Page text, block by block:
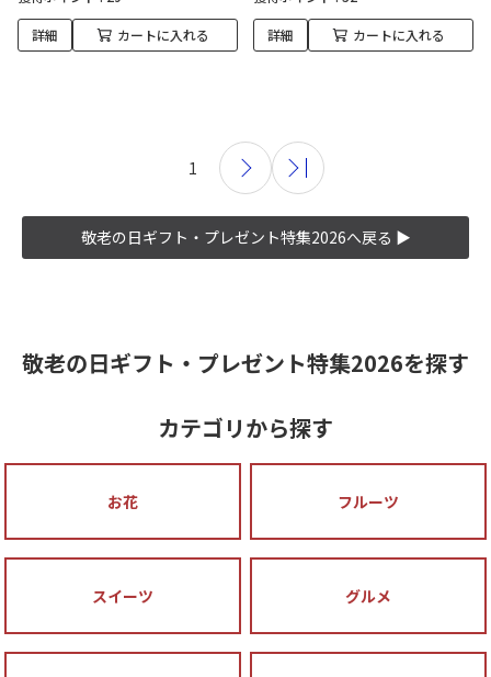
詳細 カートに入れる 詳細 カートに入れる
1
敬老の日ギフト・プレゼント特集2026へ戻る ▶
敬老の日ギフト・プレゼント特集2026を探す
カテゴリから探す
お花 フルーツ
スイーツ グルメ